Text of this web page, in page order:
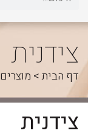
צידנית
דף הבית> מוצרים
צידנית